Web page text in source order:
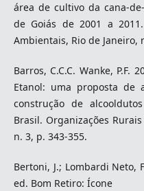
área de cultivo da cana-
de Goiás de 2001 a
Ambientais, Rio de Janeiro,
Barros, C.C.C. Wanke, P.F.
Etanol: uma proposta de
construção de
Brasil. Organizações
n. 3, p. 343-355.
Bertoni, J.; Lombardi Neto,
ed. Bom Retiro: Ícone